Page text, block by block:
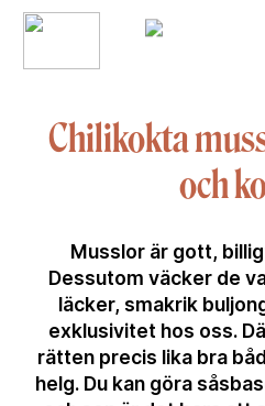
Chilikokta
och
Musslor är gott,
Dessutom väcker de
läcker, smakrik
exklusivitet hos oss.
rätten precis lika bra
helg. Du kan göra